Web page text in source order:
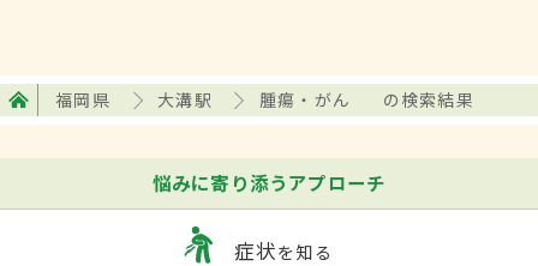
福岡県 大溝駅 腫瘍・がん の検索結果
悩みに寄り添うアプローチ
症状を知る